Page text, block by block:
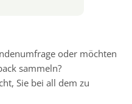
oder möchten
sammeln?
Sie bei all dem zu